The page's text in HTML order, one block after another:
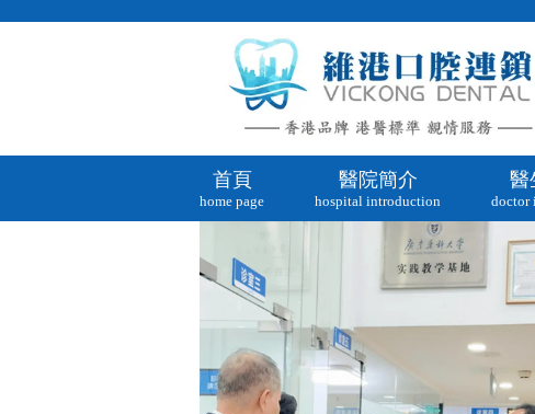
首頁
home page
醫院簡介
hospital introduction
醫
doctor